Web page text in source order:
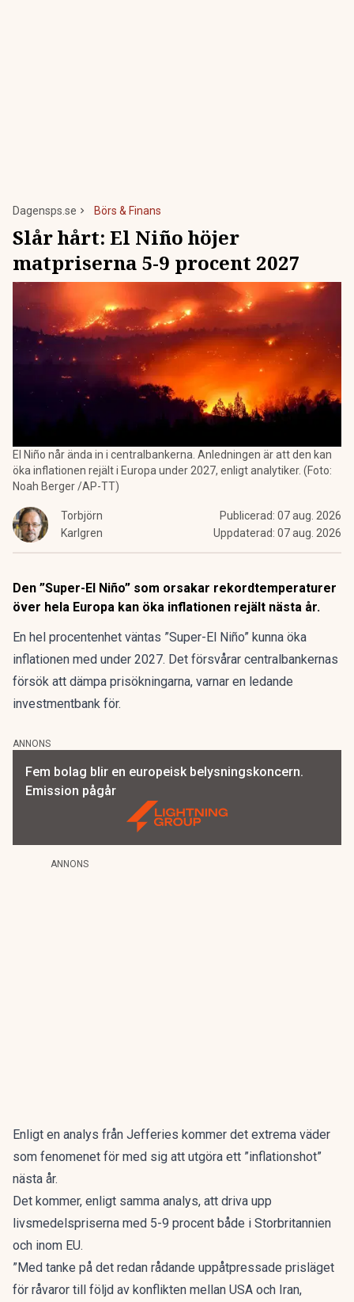
Dagensps.se Börs & Finans
Slår hårt: El Niño höjer
matpriserna 5-9 procent 2027
El Niño når ända in i centralbankerna. Anledningen är att den kan
öka inflationen rejält i Europa under 2027, enligt analytiker. (Foto:
Noah Berger /AP-TT)
Torbjörn
Karlgren
Publicerad: 07 aug. 2026
Uppdaterad: 07 aug. 2026
Den ”Super-El Niño” som orsakar rekordtemperaturer
över hela Europa kan öka inflationen rejält nästa år.
En hel procentenhet väntas ”Super-El Niño” kunna öka
inflationen med under 2027. Det försvårar centralbankernas
försök att dämpa prisökningarna, varnar en ledande
investmentbank för.
ANNONS
Fem bolag blir en europeisk belysningskoncern.
Emission pågår
ANNONS
Enligt en analys från Jefferies kommer det extrema väder
som fenomenet för med sig att utgöra ett ”inflationshot”
nästa år.
Det kommer, enligt samma analys, att driva upp
livsmedelspriserna med 5-9 procent både i Storbritannien
och inom EU.
”Med tanke på det redan rådande uppåtpressade prisläget
för råvaror till följd av konflikten mellan USA och Iran,